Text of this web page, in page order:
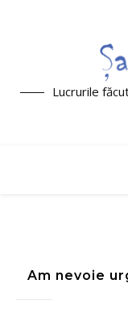
Lucrurile
Am nevoie